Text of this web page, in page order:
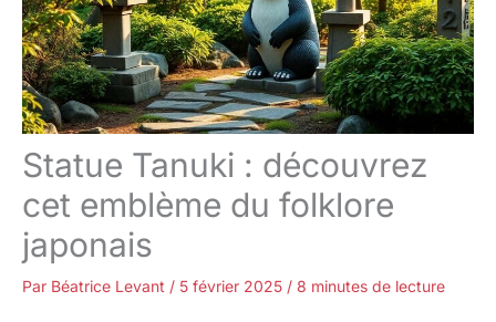
Statue Tanuki : découvrez
cet emblème du folklore
japonais
Par Béatrice Levant / 5 février 2025 / 8 minutes de lecture